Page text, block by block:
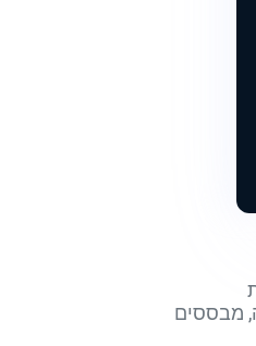
מבססים